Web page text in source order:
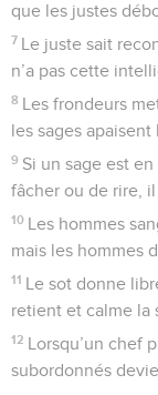
que les justes
7 Le juste sait
n’a pas cette
8 Les frondeurs
les sages apaisent
9 Si un sage est
fâcher ou de rire, il
10 Les hommes
mais les hommes
11 Le sot donne
retient et calme la
12 Lorsqu’un chef
subordonnés